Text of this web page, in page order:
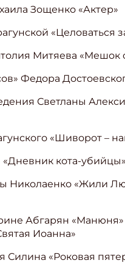
Зощенко «Актер»
«Целоваться
Митяева «Мешок
Федора
Светланы
«Шиворот –
кота-убийцы»
Николаенко «Жили
Абгарян
Иоанна»
Силина «Роковая